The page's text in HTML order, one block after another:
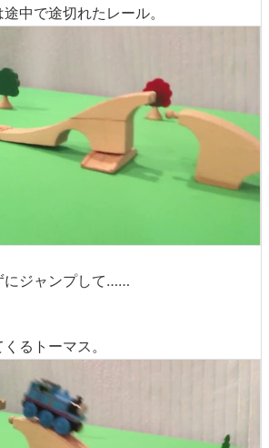
中で途切れたレール。
にジャンプして……
るトーマス。